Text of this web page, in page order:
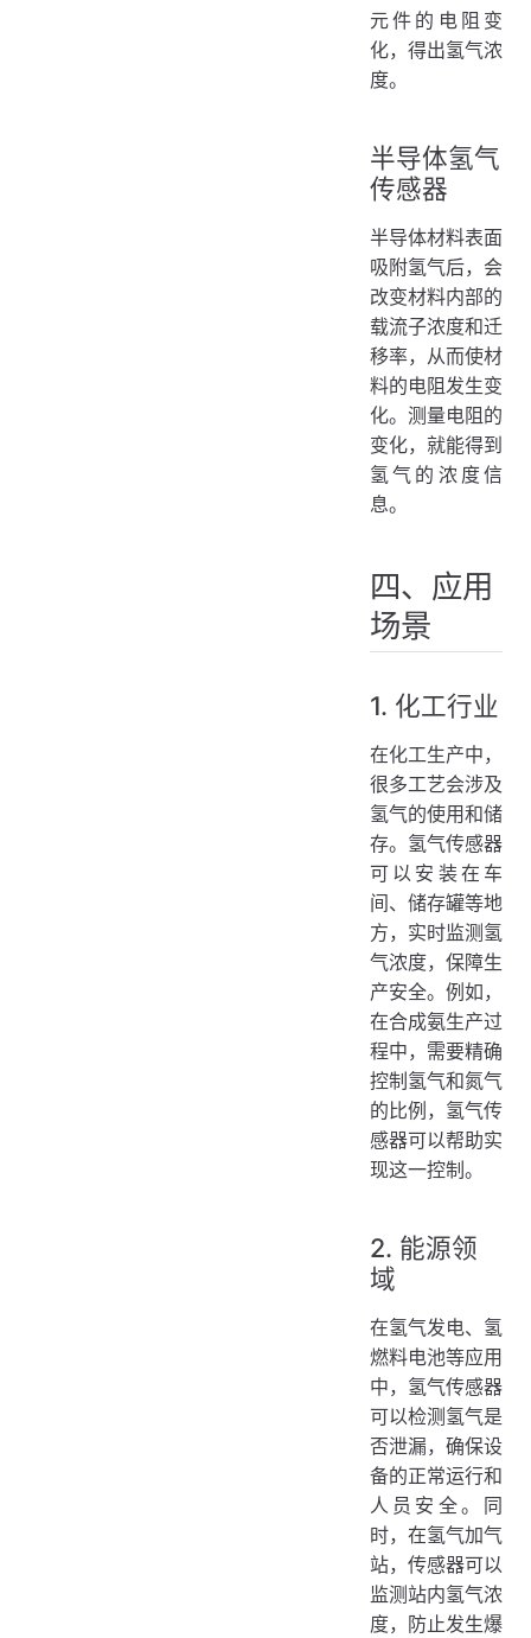
元件的电阻变
化，得出氢气浓
度。
半导体氢气
传感器
半导体材料表面
吸附氢气后，会
改变材料内部的
载流子浓度和迁
移率，从而使材
料的电阻发生变
化。测量电阻的
变化，就能得到
氢气的浓度信
息。
四、应用
场景
1. 化工行业
在化工生产中，
很多工艺会涉及
氢气的使用和储
存。氢气传感器
可以安装在车
间、储存罐等地
方，实时监测氢
气浓度，保障生
产安全。例如，
在合成氨生产过
程中，需要精确
控制氢气和氮气
的比例，氢气传
感器可以帮助实
现这一控制。
2. 能源领
域
在氢气发电、氢
燃料电池等应用
中，氢气传感器
可以检测氢气是
否泄漏，确保设
备的正常运行和
人员安全。同
时，在氢气加气
站，传感器可以
监测站内氢气浓
度，防止发生爆